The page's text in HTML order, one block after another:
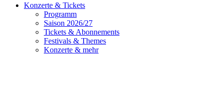
Konzerte & Tickets
Programm
Saison 2026/27
Tickets & Abonnements
Festivals & Themes
Konzerte & mehr